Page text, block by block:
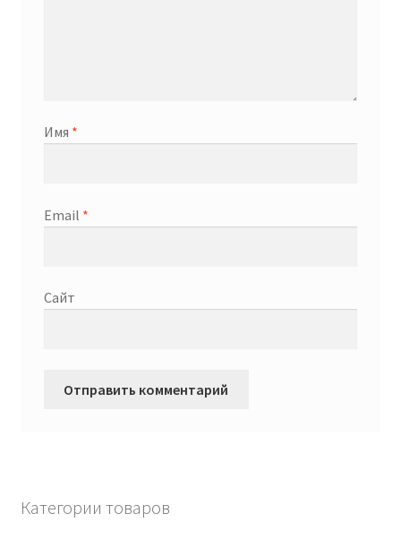
Имя *
Email *
Сайт
Категории товаров